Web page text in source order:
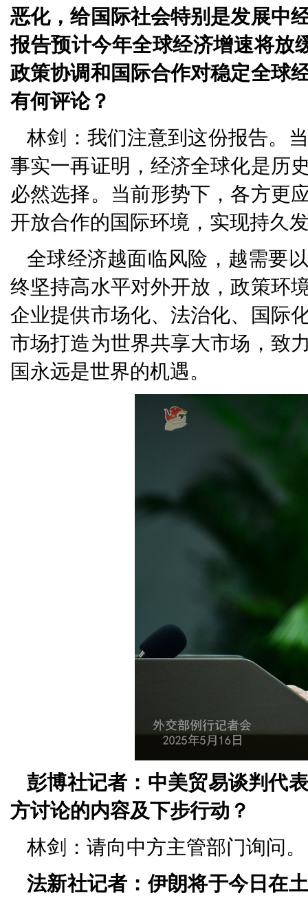
恶化，给国际社会特别是发展中
报告预计今年全球经济增速将放
政策协调和国际合作对稳定全球
有何评论？
林剑：我们注意到这份报告。
事实一再证明，经济全球化是历
必然选择。当前形势下，各方更
开放合作的国际环境，实现持久
全球经济越面临风险，越需要
终坚持高水平对外开放，政策环
企业提供市场化、法治化、国际
市场打造为世界共享大市场，致
国永远是世界的机遇。
彭博社记者：中美贸易谈判代
方讨论的内容及下步行动？
林剑：请向中方主管部门询问。
法新社记者：伊朗将于今日在